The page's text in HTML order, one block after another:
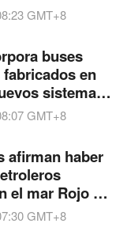
de
GMT+8
buses
en
sistemas
mejorar su
GMT+8
afirman haber
el mar Rojo y
AdénGMT+8